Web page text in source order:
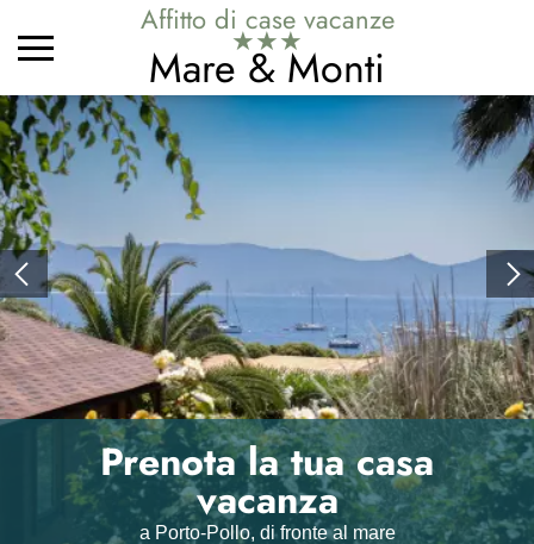
Affitto di case vacanze
★★★
Mare & Monti
Prenota la tua casa
vacanza
a Porto-Pollo, di fronte al mare
Passete delle vacanze
nel cuore di un antico uliveto in Corsica del sud